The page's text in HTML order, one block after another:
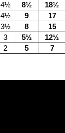
4½ 8½
18½
4½ 9
17
3½ 8
15
3 5½
12½
2 5 7